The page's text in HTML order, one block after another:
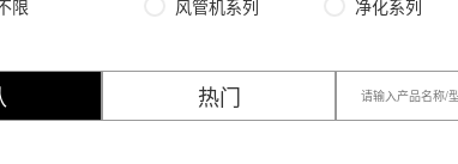
限 风管机系列 净化系列
热门